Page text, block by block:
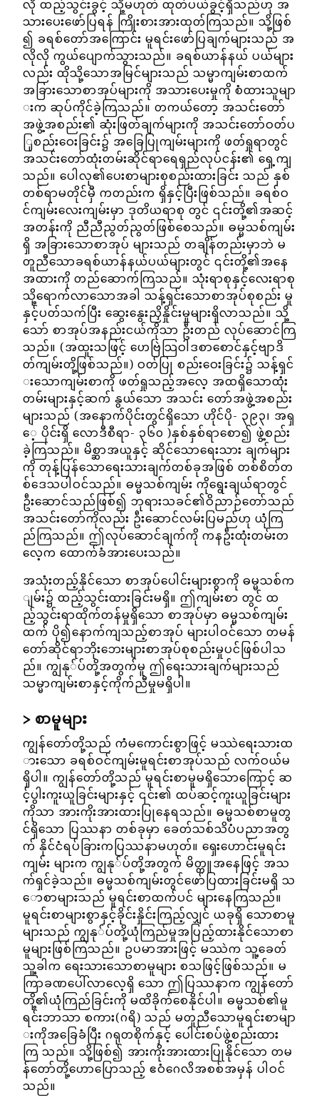
လို ထည့်သွင်းခွင့် သို့မဟုတ် ထုတ်ပယ်ခွင့်ရှိသည်ဟု အ
သားပေးဖော်ပြရန် ကြိုးစားအားထုတ်ကြသည်။ သို့ဖြစ်
၍ ခရစ်တော်အကြောင်း မူရင်းဖော်ပြချက်များသည် အ
လိုလို ကွယ်ပျောက်သွားသည်။ ခရစ်ယာန်နယ် ပယ်များ
လည်း ထိုသို့သောအမြင်များသည် သမ္မာကျမ်းစာထက်
အခြားသောစာအုပ်များကို အသားပေးမှုကို စံထားသူမျာ
းက ဆုပ်ကိုင်ခဲ့ကြသည်။ တကယ်တော့ အသင်းတော်
အဖွဲ့အစည်း၏ ဆုံးဖြတ်ချက်များကို အသင်းတော်ဝတ်ပ
ြုစည်းဝေးခြင်း၌ အခြေပြုကျမ်းများကို ဖတ်ရှုရာတွင်
အသင်းတော်ထုံးတမ်းဆိုင်ရာရေရှည်လုပ်ငန်း၏ ရှေ့ကျ
သည်။ ပေါလု၏ပေးစာများစုစည်းထားခြင်း သည် နှစ်
တစ်ရာမတိုင်မှီ ကတည်းက ရှိနှင့်ပြီးဖြစ်သည်။ ခရစ်ဝ
င်ကျမ်းလေးကျမ်းမှာ ဒုတိယရာစု တွင် ၎င်းတို့၏အဆင့်
အတန်းကို ညီညီညွတ်ညွတ်ဖြစ်စေသည်။ ဓမ္မသစ်ကျမ်း
ရှိ အခြားသောစာအုပ် များသည် တချိန်တည်းမှာဘဲ မ
တူညီသောခရစ်ယာန်နယ်ပယ်များတွင် ၎င်းတို့၏အနေ
အထားကို တည်ဆောက်ကြသည်။ သုံးရာစုနှင့်လေးရာစု
သို့ရောက်လာသောအခါ သန့်ရှင်းသောစာအုပ်စုစည်း မှု
နှင့်ပတ်သက်ပြီး ဆွေးနွေးညှိနှိုင်းမှုများရှိလာသည်။ သို့
သော် စာအုပ်အနည်းငယ်ကိုသာ ဦးတည် လုပ်ဆောင်ကြ
သည်။ (အထူးသဖြင့် ဟေဗြဲသြဝါဒစာစောင်နှင့်ဗျာဒိ
တ်ကျမ်းတို့ဖြစ်သည်။) ဝတ်ပြု စည်းဝေးခြင်း၌ သန့်ရှင်
းသောကျမ်းစာကို ဖတ်ရှုသည့်အလေ့ အထရှိသောထုံး
တမ်းများနှင့်ဆက် နွယ်သော အသင်း တော်အဖွဲ့အစည်း
များသည် (အနောက်ပိုင်းတွင်ရှိသော ဟိုင်ပို- ၃၉၃၊ အရှ
ေ့ ပိုင်းရှိ လောဒီစီရာ- ၃၆၀ )နှစ်နှစ်ရာစော၍ ဖွဲ့စည်း
ခဲ့ကြသည်။ မိစ္ဆာအယူနှင့် ဆိုင်သောရေးသား ချက်များ
ကို တုန့်ပြန်သောရေးသားချက်တစ်ခုအဖြစ် တစ်စိတ်တ
စ်ဒေသပါဝင်သည်။ ဓမ္မသစ်ကျမ်း ကိုရွေးချယ်ရာတွင်
ဦးဆောင်သည်ဖြစ်၍ ဘုရားသခင်၏ဝိညာဉ်တော်သည်
အသင်းတော်ကိုလည်း ဦးဆောင်လမ်းပြမည်ဟု ယုံကြ
ည်ကြသည်။ ဤလုပ်ဆောင်ချက်ကို ကနဦးထုံးတမ်းတ
လေ့က ထောက်ခံအားပေးသည်။
အသုံးတည့်နိုင်သော စာအုပ်ပေါင်းများစွာကို ဓမ္မသစ်က
ျမ်း၌ ထည့်သွင်းထားခြင်းမရှိ။ ဤကျမ်းစာ တွင် ထ
ည့်သွင်းရာထိုက်တန်မှုရှိသော စာအုပ်မှာ ဓမ္မသစ်ကျမ်း
ထက် ပို၍နောက်ကျသည့်စာအုပ် များပါဝင်သော တမန်
တော်ဆိုင်ရာဘိုးဘေးများစာအုပ်စုစည်းမှုပင်ဖြစ်ပါသ
ည်။ ကျွနု်ပ်တို့အတွက်မူ ဤရေးသားချက်များသည်
သမ္မာကျမ်းစာနှင့်ကိုက်ညီမှုမရှိပါ။
စာမူများ
ကျွန်တော်တို့သည် ကံမကောင်းစွာဖြင့် မဿဲရေးသားထ
ားသော ခရစ်ဝင်ကျမ်းမူရင်းစာအုပ်သည် လက်ဝယ်မ
ရှိပါ။ ကျွန်တော်တို့သည် မူရင်းစာမူမရှိသောကြောင့် ဆ
င့်ပွါးကူးယူခြင်းများနှင့် ၎င်း၏ ထပ်ဆင့်ကူးယူခြင်းများ
ကိုသာ အားကိုးအားထားပြုနေရသည်။ ဓမ္မသစ်စာမူတွ
င်ရှိသော ပြဿနာ တစ်ခုမှာ ခေတ်သစ်သိပံပညာအတွ
က် နိုင်ငံရပ်ခြားကပြဿနာမဟုတ်။ ရှေးဟောင်းမူရင်း
ကျမ်း များက ကျွနု်ပ်တို့အတွက် မိတ္တူအနေဖြင့် အသ
က်ရှင်ခဲ့သည်။ ဓမ္မသစ်ကျမ်းတွင်ဖော်ပြထားခြင်းမရှိ သ
ောစာများသည် မူရင်းစာထက်ပင် များနေကြသည်။
မူရင်းစာများစွာနှင့်ခိုင်းနှိုင်းကြည့်လျှင် ယခုရှိ သောစာမူ
များသည် ကျွနု်ပ်တို့ယုံကြည်မှုအပြည့်ထားနိုင်သောစာ
မူများဖြစ်ကြသည်။ ဥပမာအားဖြင့် မဿဲက သူ့ခေတ်
သူ့ခါက ရေးသားသောစာမူများ စသဖြင့်ဖြစ်သည်။ မ
ကြာခဏပေါ်လာလေ့ရှိ သော ဤပြဿနာက ကျွန်တော်
တို့၏ယုံကြည်ခြင်းကို မထိခိုက်စေနိုင်ပါ။ ဓမ္မသစ်၏မူ
ရင်းဘာသာ စကား(ဂရိ) သည် မတူညီသောမူရင်းစာမျာ
းကိုအခြေခံပြီး ဂရုတစိုက်နှင့် ပေါင်းစပ်ဖွဲ့စည်းထား
ကြ သည်။ သို့ဖြစ်၍ အားကိုးအားထားပြုနိုင်သော တမ
န်တော်တို့ဟောပြောသည့် ဧဝံဂေလိအစစ်အမှန် ပါဝင်
သည်။